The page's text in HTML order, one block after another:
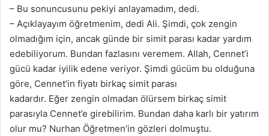
– Bu sonuncusunu pekiyi anlayamadım, dedi.
– Açıklayayım öğretmenim, dedi Ali. Şimdi, çok zengin
olmadığım için, ancak günde bir simit parası kadar yardım
edebiliyorum. Bundan fazlasını veremem. Allah, Cennet’i
gücü kadar iyilik edene veriyor. Şimdi gücüm bu olduğuna
göre, Cennet’in fiyatı birkaç simit parası
kadardır. Eğer zengin olmadan ölürsem birkaç simit
parasıyla Cennet’e girebilirim. Bundan daha karlı bir yatırım
olur mu? Nurhan Öğretmen’in gözleri dolmuştu.